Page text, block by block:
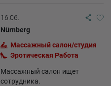
16.06.
Nürnberg
Массажный салон/студия
Эротическая Pабота
Массажный салон ищет
сотрудника.